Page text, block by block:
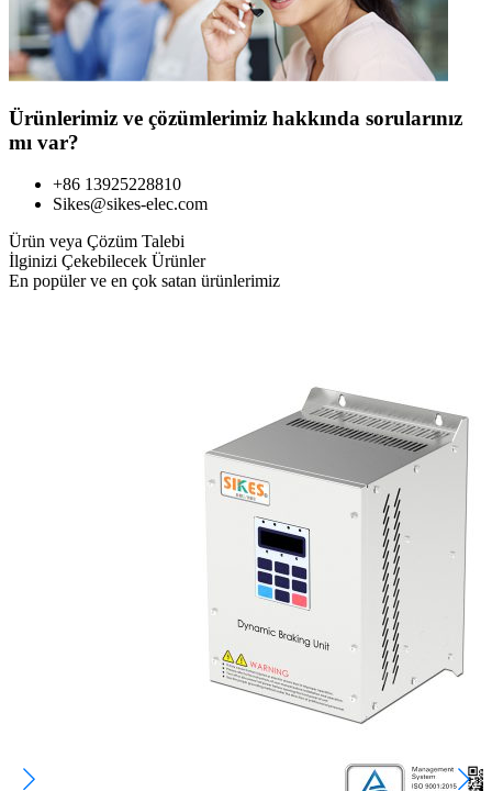
Ürünlerimiz ve çözümlerimiz hakkında sorularınız
mı var?
+86 13925228810
Sikes@sikes-elec.com
Ürün veya Çözüm Talebi
İlginizi Çekebilecek Ürünler
En popüler ve en çok satan ürünlerimiz